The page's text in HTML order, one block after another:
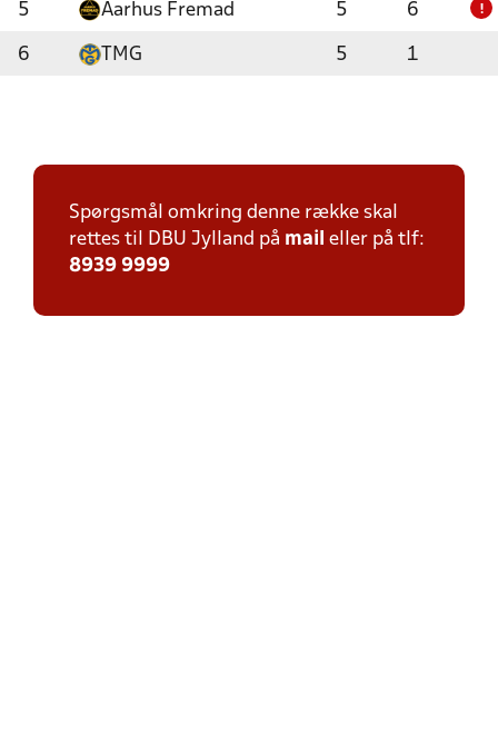
5 Aarhus Fremad 5 6 !
6 TMG 5 1
Spørgsmål omkring denne række skal
rettes til DBU Jylland på mail eller på tlf:
8939 9999